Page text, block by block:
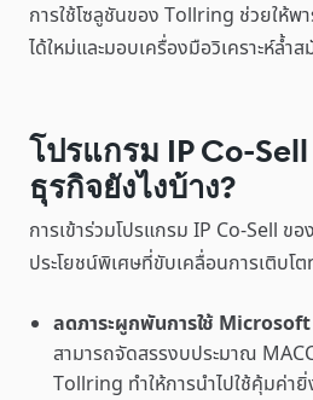
การใช้โซลูชันของ Tollring ช่วยให้พ
ได้ใหม่และมอบเครื่องมือวิเคราะห์ล้ำ
โปรแกรม IP Co-
ธุรกิจยังไงบ้าง?
การเข้าร่วมโปรแกรม IP Co-Sell
ประโยชน์พิเศษที่ขับเคลื่อนการเติบโ
ลดภาระผูกพันการใช้
สามารถจัดสรรงบประมาณ
Tollring ทำให้การนำไปใช้คุ้มค่า